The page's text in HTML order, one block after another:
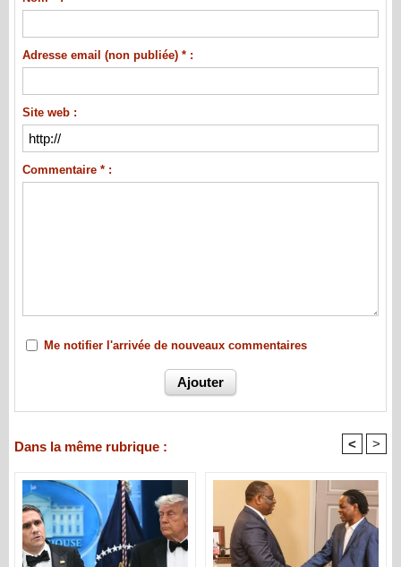
Adresse email (non publiée) * :
Site web :
Commentaire * :
Me notifier l'arrivée de nouveaux commentaires
Dans la même rubrique : < >